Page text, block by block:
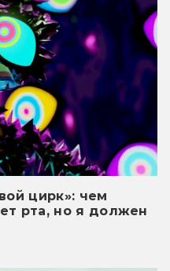
цирк»: чем
рта, но я должен